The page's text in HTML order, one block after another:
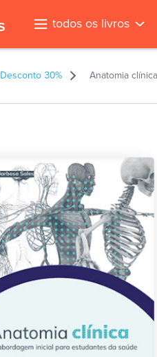
todos os livros
Desconto 30% Anatomia